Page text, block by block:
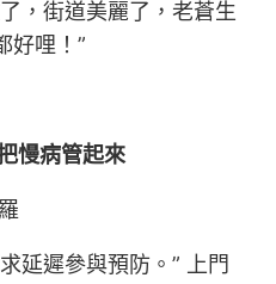
，街道美麗了，老蒼生
好哩！”
慢病管起來
延遲參與預防。” 上門